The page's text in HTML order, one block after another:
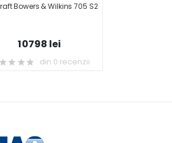
Bowers & Wilkins 705 S2
10798 lei
din 0 recenzii